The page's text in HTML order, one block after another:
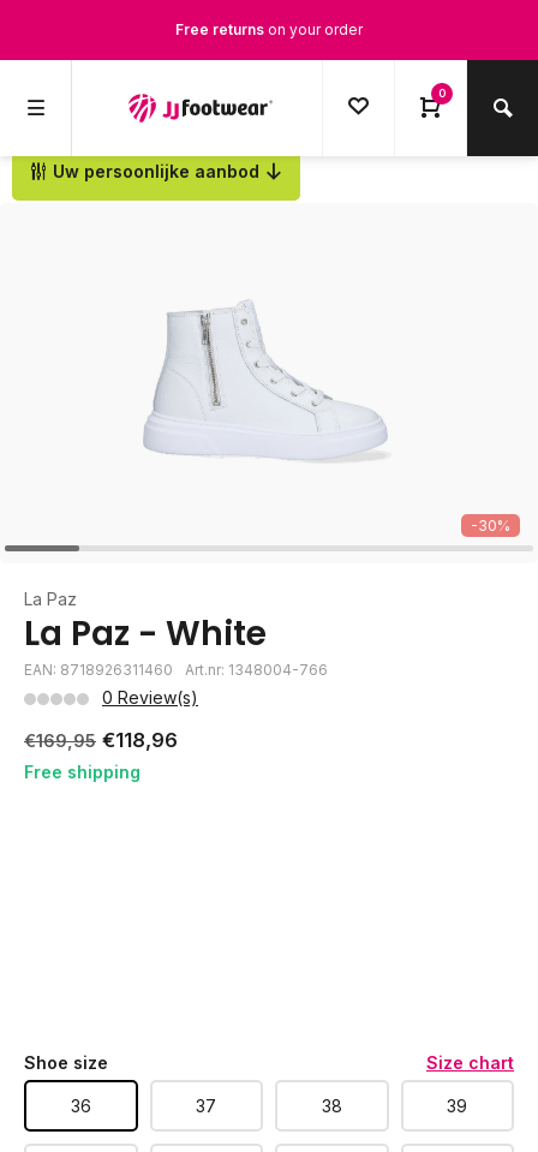
Free returns on your order
0
Uw persoonlijke aanbod
Back
-30%
La Paz
La Paz - White
EAN: 8718926311460 Art.nr: 1348004-766
0 Review(s)
€169,95 €118,96
Free shipping
Shoe size Size chart
36 37 38 39